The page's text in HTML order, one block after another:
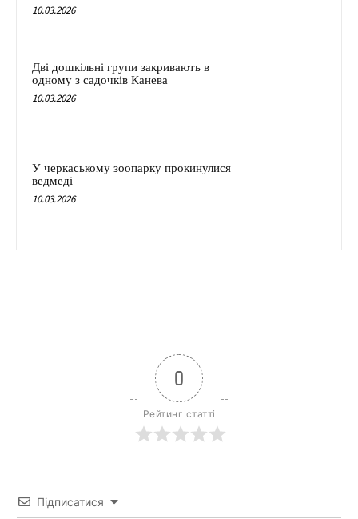
10.03.2026
Дві дошкільні групи закривають в
одному з садочків Канева
10.03.2026
У черкаському зоопарку прокинулися
ведмеді
10.03.2026
0
Рейтинг статті
Підписатися